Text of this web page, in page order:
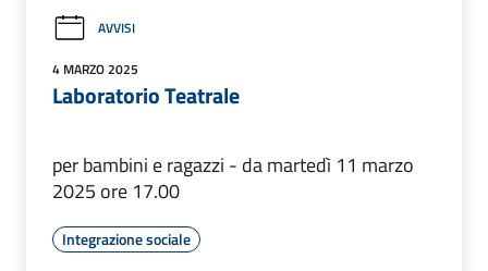
AVVISI
4 MARZO 2025
Laboratorio Teatrale
per bambini e ragazzi - da martedì 11 marzo
2025 ore 17.00
Integrazione sociale